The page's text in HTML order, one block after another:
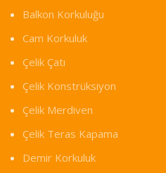
Balkon Korkuluğu
Cam Korkuluk
Çelik Çatı
Çelik Konstrüksiyon
Çelik Merdiven
Çelik Teras Kapama
Demir Korkuluk